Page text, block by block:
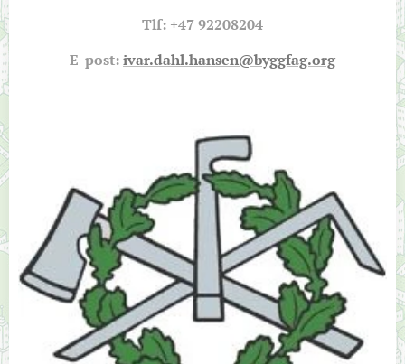
Tlf: +4792208204
E-post:ivar.dahl.hansen@byggfag.org